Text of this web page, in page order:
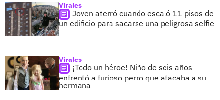
Virales
Joven aterró cuando escaló 11 pisos de
un edificio para sacarse una peligrosa selfie
Virales
¡Todo un héroe! Niño de seis años
enfrentó a furioso perro que atacaba a su
hermana